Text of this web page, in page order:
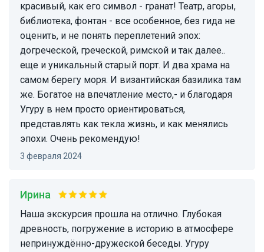
красивый, как его символ - гранат! Театр, агоры,
библиотека, фонтан - все особенное, без гида не
оценить, и не понять переплетений эпох:
догреческой, греческой, римской и так далее..
еще и уникальный старый порт. И два храма на
самом берегу моря. И византийская базилика там
же. Богатое на впечатление место,- и благодаря
Угуру в нем просто ориентироваться,
представлять как текла жизнь, и как менялись
эпохи. Очень рекомендую!
3 февраля 2024
Ирина
Наша экскурсия прошла на отлично. Глубокая
древность, погружение в историю в атмосфере
непринуждённо-дружеской беседы. Угуру